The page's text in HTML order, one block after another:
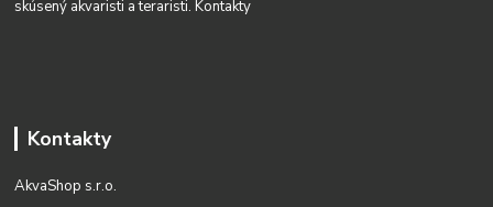
skúsený akvaristi a teraristi.Kontakty
Kontakty
AkvaShop s.r.o.